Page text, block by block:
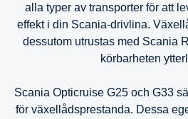
9-liters
9-liters
9-liters
alla typer av transporter för att
effekt i din Scania-drivlina.
dessutom utrustas med Scania
körbarheten
Scania Opticruise G25 och G33
för växellådsprestanda. Dessa